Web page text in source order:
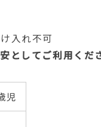
入れ不可
としてご利用くだ
児